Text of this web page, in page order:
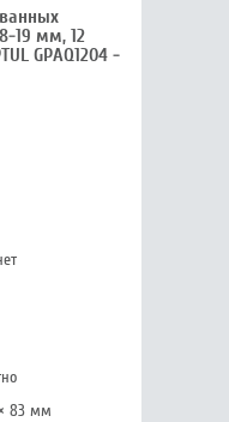
19 мм, 12
GPAQ1204 -
83 мм